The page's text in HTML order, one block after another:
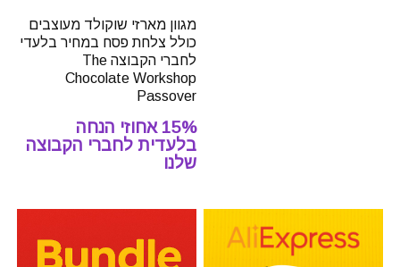
מגוון מארזי שוקולד מעוצבים
כולל צלחת פסח במחיר בלעדי
לחברי הקבוצה The
Chocolate Workshop
Passover
15% אחוזי הנחה
בלעדית לחברי הקבוצה
שלנו